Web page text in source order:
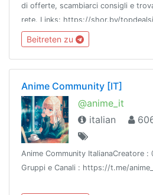
di offerte, scambiarci consigli e
rete. Links: https://shor.by/
REFLINKS o link a gruppi, canali o
Beitreten zu
Anime Community [IT]
@anime_it
italian
Anime Community ItalianaCreatore :
Gruppi e Canali : https://t.me/